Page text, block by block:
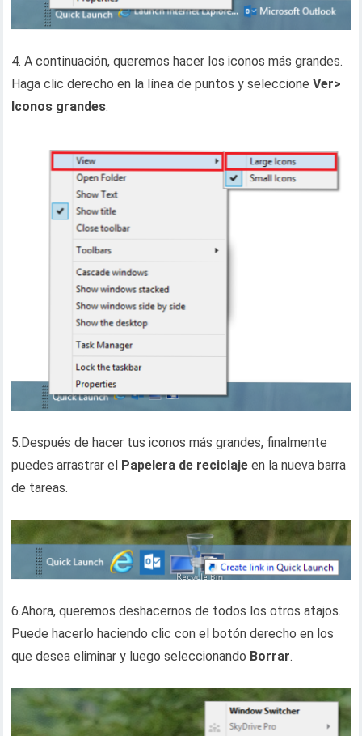
4. A continuación, queremos hacer los iconos más grandes.
Haga clic derecho en la línea de puntos y seleccioneVer>
Iconos grandes.
5.Después de hacer tus iconos más grandes, finalmente
puedes arrastrar el Papelera de reciclaje en la nueva barra
de tareas.
6.Ahora, queremos deshacernos de todos los otros atajos.
Puede hacerlo haciendo clic con el botón derecho en los
que desea eliminar y luego seleccionando Borrar.